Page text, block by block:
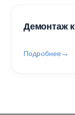
Демонтаж
Подробнее